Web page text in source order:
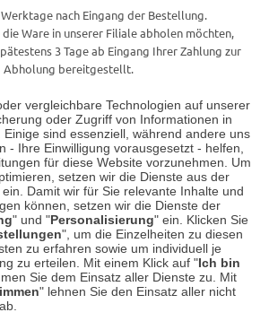
vergleichbare Technologien auf unserer
oder Zugriff von Informationen in
sind essenziell, während andere uns
- Ihre Einwilligung vorausgesetzt - helfen,
für diese Website vorzunehmen. Um
setzen wir die Dienste aus der
ein. Damit wir für Sie relevante Inhalte und
können, setzen wir die Dienste der
" und "Personalisierung" ein. Klicken Sie
", um die Einzelheiten zu diesen
zu erfahren sowie um individuell je
zu erteilen. Mit einem Klick auf "Ich bin
Sie dem Einsatz aller Dienste zu. Mit
" lehnen Sie den Einsatz aller nicht
nach Eingang der Bestellung.
die Ware in unserer Filiale abholen möchten,
3 Tage ab Eingang Ihrer Zahlung zur
Abholung bereitgestellt.
Geschäft in Meckenheim
Auf dem Steinbüchel 6
53340 Meckenheim
Samstag 9:00 Uhr bis 18:00 Uhr
weitere Information
finden Sie uns im Netz